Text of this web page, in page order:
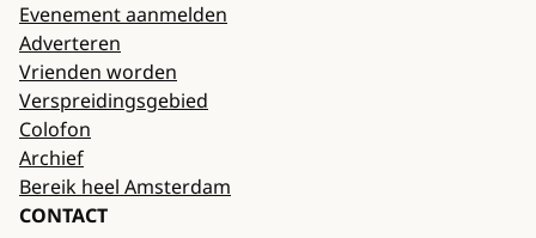
Evenement aanmelden
Adverteren
Vrienden worden
Verspreidingsgebied
Colofon
Archief
Bereik heel Amsterdam
CONTACT